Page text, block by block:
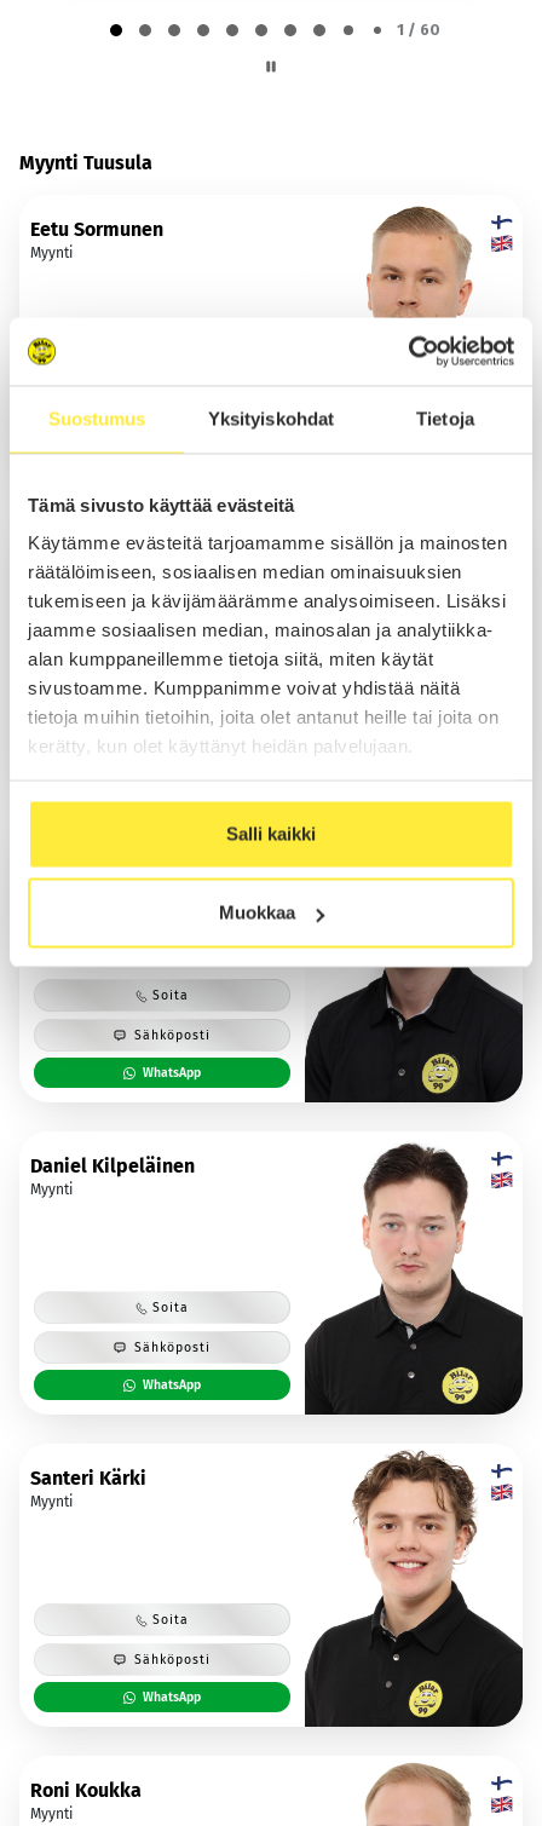
Suostumus Yksityiskohdat Tietoja
Tämä sivusto käyttää evästeitä
Käytämme evästeitä tarjoamamme sisällön ja mainosten
räätälöimiseen, sosiaalisen median ominaisuuksien
tukemiseen ja kävijämäärämme analysoimiseen. Lisäksi
jaamme sosiaalisen median, mainosalan ja analytiikka-
alan kumppaneillemme tietoja siitä, miten käytät
sivustoamme. Kumppanimme voivat yhdistää näitä
tietoja muihin tietoihin, joita olet antanut heille tai joita on
kerätty, kun olet käyttänyt heidän palvelujaan.
Salli kaikki
Muokkaa
1 / 60
Myynti Tuusula
Eetu Sormunen
Myynti
Jussi Tallberg
Myynti
Soita
Sähköposti
Myynti
Soita
Sähköposti
WhatsApp
Daniel Kilpeläinen
Myynti
Soita
Sähköposti
WhatsApp
Santeri Kärki
Myynti
Soita
Sähköposti
WhatsApp
Roni Koukka
Myynti